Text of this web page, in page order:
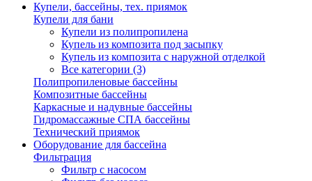
Купели, бассейны, тех. приямок
Купели для бани
Купели из полипропилена
Купель из композита под засыпку
Купель из композита с наружной отделкой
Все категории (3)
Полипропиленовые бассейны
Композитные бассейны
Каркасные и надувные бассейны
Гидромассажные СПА бассейны
Технический приямок
Оборудование для бассейна
Фильтрация
Фильтр с насосом